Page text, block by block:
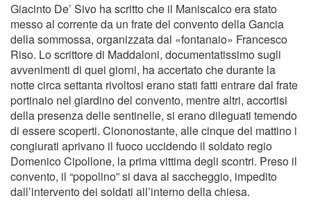
Giacinto De’ Sivo ha scritto che il Maniscalco era stato
messo al corrente da un frate del convento della Gancia
della sommossa, organizzata dal «fontanaio» Francesco
Riso. Lo scrittore di Maddaloni, documentatissimo sugli
avvenimenti di quei giorni, ha accertato che durante la
notte circa settanta rivoltosi erano stati fatti entrare dal frate
portinaio nel giardino del convento, mentre altri, accortisi
della presenza delle sentinelle, si erano dileguati temendo
di essere scoperti. Ciononostante, alle cinque del mattino i
congiurati aprivano il fuoco uccidendo il soldato regio
Domenico Cipollone, la prima vittima degli scontri. Preso il
convento, il “popolino” si dava al saccheggio, impedito
dall’intervento dei soldati all’interno della chiesa.